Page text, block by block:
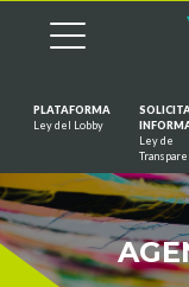
PLATAFORMA
Ley del Lobby
Ley de